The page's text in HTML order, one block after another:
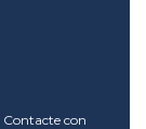
con